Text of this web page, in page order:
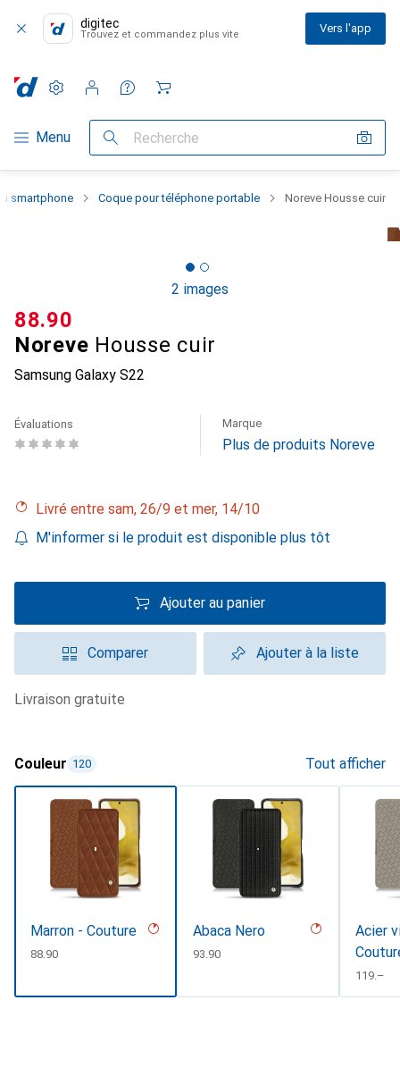
digitec
Trouvez et commandez plus vite Vers l'app
Navigation par catégorie
Menu Recherche
Paramètres
Compte client
Listes de comparaison
Listes d'envies
Panier
smartphone Coque pour téléphone portable Noreve Housse cuir
2 images
Noreve Housse cuir
Samsung Galaxy S22
CHF
88.90
Évaluations Marque
Plus de produits Noreve
Livré entre sam, 26/9 et mer, 14/10
M'informer si le produit est disponible plus tôt
Ajouter au panier
Comparer Ajouter à la liste
livraison gratuite
Couleur 120 Tout afficher
Marron - Couture
CHF
88.90
Abaca Nero
CHF
93.90
Acier
CHF
119.–